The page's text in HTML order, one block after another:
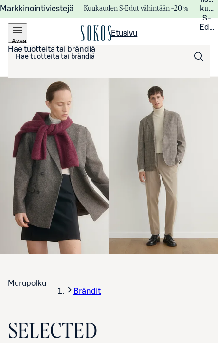
Markkinointiviestejä Kuukauden S-Edut vähintään –20 %
S-
Avaa
valikko
Etusivu
Hae tuotteita tai brändiä
Murupolku
Brändit
SELECTED